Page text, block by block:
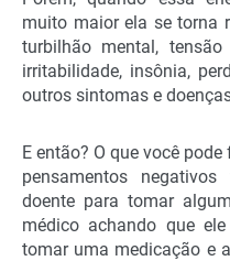
muito maior ela se torna
turbilhão mental,
irritabilidade, insônia,
outros sintomas e
E então? O que você
pensamentos
doente para tomar
médico achando que
tomar uma medicação e